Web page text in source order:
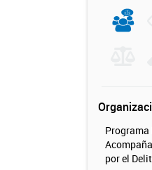
Programa
por el